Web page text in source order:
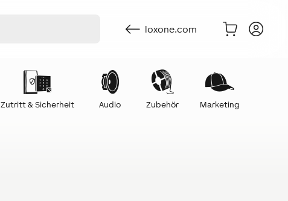
loxone.com
Zutritt & Sicherheit Audio Zubehör Marketing